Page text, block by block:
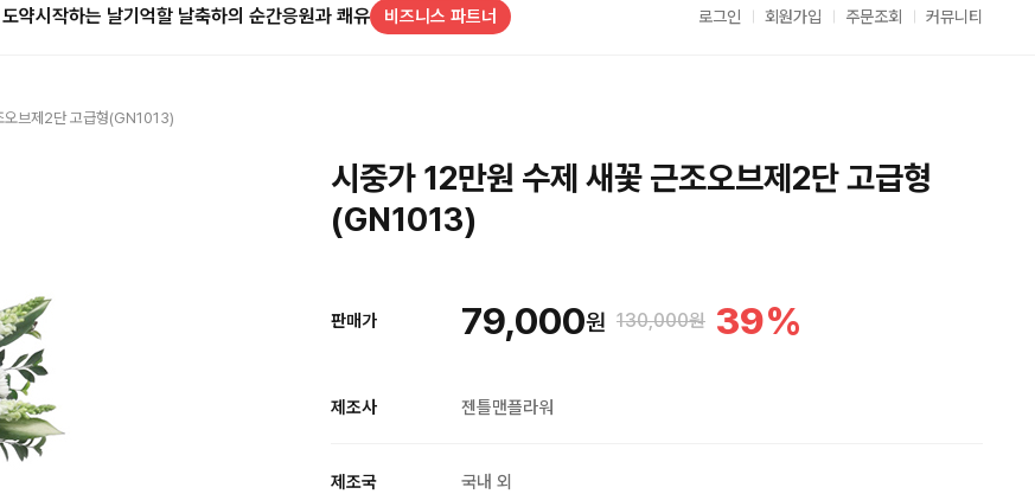
약시작하는 날기억할 날축하의 순간응원과 쾌유 비즈니스 파트너 로그인 회원가입 주문조회 커뮤니티
오브제2단 고급형(GN1013)
시중가 12만원 수제 새꽃 근조오브제2단 고급형
(GN1013)
판매가 79,000원 130,000원 39%
제조사 젠틀맨플라워
제조국 국내 외